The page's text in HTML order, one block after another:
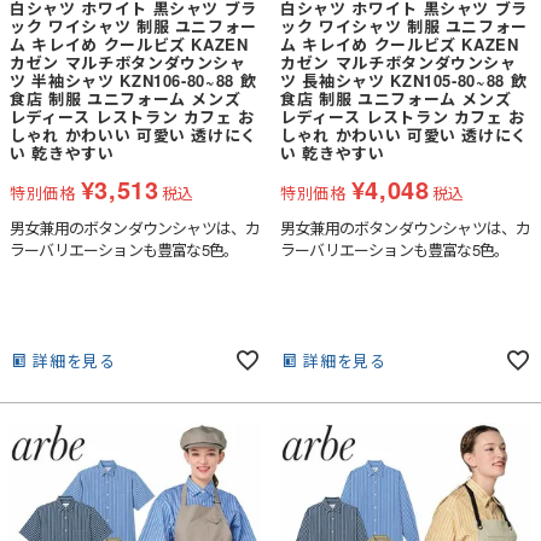
白シャツ ホワイト 黒シャツ ブラ
ック ワイシャツ 制服 ユニフォー
ム キレイめ クールビズ KAZEN
カゼン マルチボタンダウンシャ
ツ 半袖シャツ KZN106-80~88 飲
食店 制服 ユニフォーム メンズ
レディース レストラン カフェ お
しゃれ かわいい 可愛い 透けにく
い 乾きやすい
特別価格 ¥3,513税込
男女兼用のボタンダウンシャツは、カ
ラーバリエーションも豊富な5色。
詳細を見る
白シャツ ホワイト 黒シャツ ブラ
ック ワイシャツ 制服 ユニフォー
ム キレイめ クールビズ KAZEN
カゼン マルチボタンダウンシャ
ツ 長袖シャツ KZN105-80~88 飲
食店 制服 ユニフォーム メンズ
レディース レストラン カフェ お
しゃれ かわいい 可愛い 透けにく
い 乾きやすい
特別価格 ¥4,048税込
男女兼用のボタンダウンシャツは、カ
ラーバリエーションも豊富な5色。
詳細を見る